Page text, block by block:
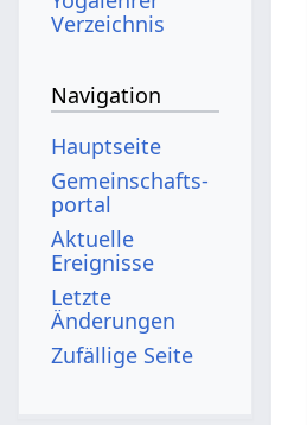
Verzeichnis
Navigation
Hauptseite
Gemeinschafts­
portal
Aktuelle
Ereignisse
Letzte
Änderungen
Zufällige Seite